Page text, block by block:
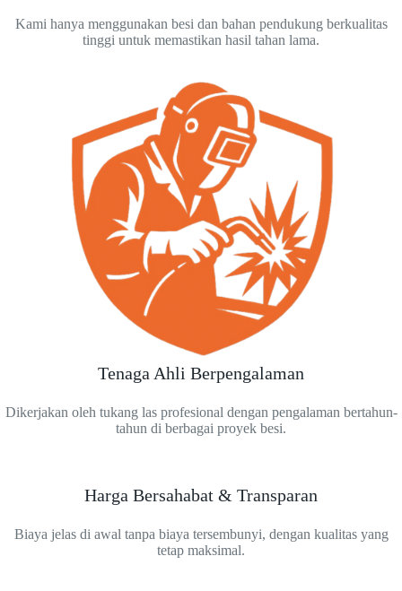
Kami hanya menggunakan besi dan bahan pendukung berkualitas
tinggi untuk memastikan hasil tahan lama.
Tenaga Ahli Berpengalaman
Dikerjakan oleh tukang las profesional dengan pengalaman bertahun-
tahun di berbagai proyek besi.
Harga Bersahabat & Transparan
Biaya jelas di awal tanpa biaya tersembunyi, dengan kualitas yang
tetap maksimal.